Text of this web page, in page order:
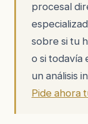
procesal
sobre si tu
o si todavía
un análisis
Pide ahora